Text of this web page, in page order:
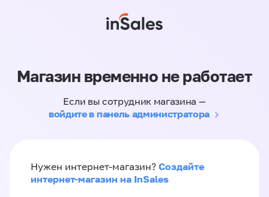
Магазин временно не работает
Если вы сотрудник магазина —
войдите в панель администратора
Нужен интернет-магазин? Создайте
интернет-магазин на InSales